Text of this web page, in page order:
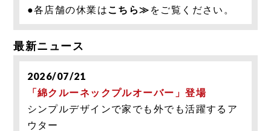
●各店舗の休業はこちら≫ をご覧ください。
最新ニュース
2026/07/21
「綿クルーネックプルオーバー」登場
シンプルデザインで家でも外でも活躍するア
ウター